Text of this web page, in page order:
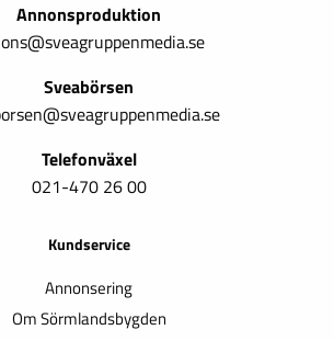
Annonsproduktion
Sveabörsen
Telefonväxel
021-470 26 00
Kundservice
Annonsering
Om Sörmlandsbygden